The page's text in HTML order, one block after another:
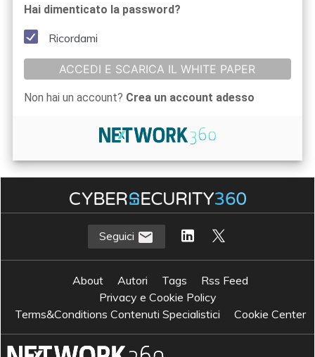
Hai dimenticato la password?
Ricordami
ACCEDI E SCARICA IL WHITE PAPER
Non hai un account? Crea un account adesso
Seguici
About Autori Tags
Rss Feed
Privacy e Cookie Policy
Terms&Conditions Contenuti Specialistici
Cookie Center